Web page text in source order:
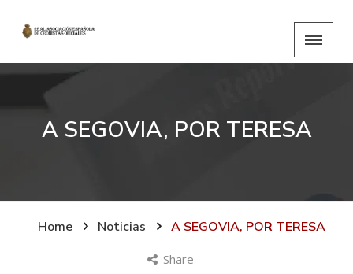
A SEGOVIA, POR TERESA
Home Noticias A SEGOVIA, POR TERESA
Share